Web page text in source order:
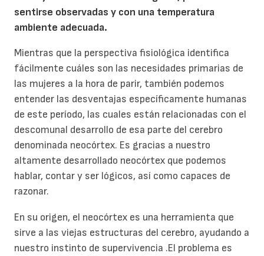
sentirse observadas y con una temperatura
ambiente adecuada.
Mientras que la perspectiva fisiológica identifica
fácilmente cuáles son las necesidades primarias de
las mujeres a la hora de parir, también podemos
entender las desventajas específicamente humanas
de este período, las cuales están relacionadas con el
descomunal desarrollo de esa parte del cerebro
denominada neocórtex. Es gracias a nuestro
altamente desarrollado neocórtex que podemos
hablar, contar y ser lógicos, así como capaces de
razonar.
En su origen, el neocórtex es una herramienta que
sirve a las viejas estructuras del cerebro, ayudando a
nuestro instinto de supervivencia .El problema es